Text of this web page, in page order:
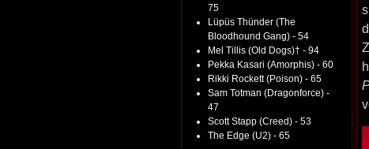
75
Lüpüs Thünder (The
Bloodhound Gang) - 54
Mel Tillis (Old Dogs)† - 94
Pekka Kasari (Amorphis) - 60
Rikki Rockett (Poison) - 65
Sam Totman (Dragonforce) -
47
Scott Stapp (Creed) - 53
The Edge (U2) - 65